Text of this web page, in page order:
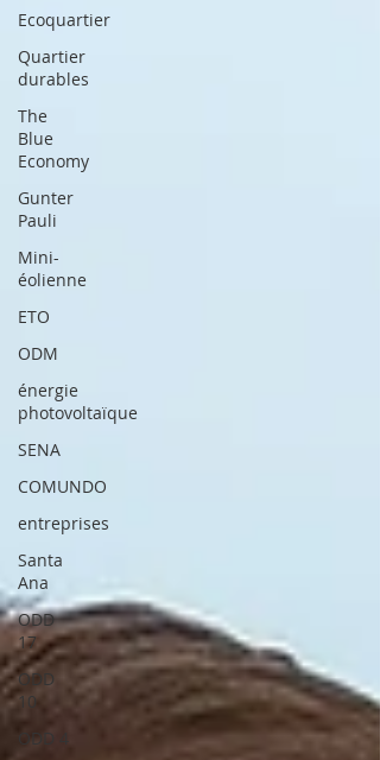
Ecoquartier
Quartier
durables
The
Blue
Economy
Gunter
Pauli
Mini-
éolienne
ETO
ODM
énergie
photovoltaïque
SENA
COMUNDO
entreprises
Santa
Ana
ODD
17
ODD
10
ODD 4